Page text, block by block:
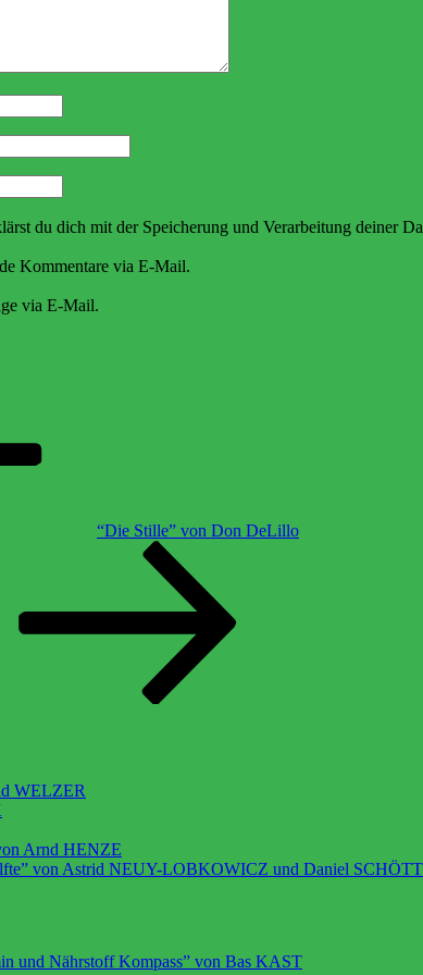
du dich mit der Speicherung und Verarbeitung deiner
Kommentare via E-Mail.
via E-Mail.
“Die Stille” von Don DeLillo
WELZER
Arnd HENZE
von Astrid NEUY-LOBKOWICZ und Daniel
und Nährstoff Kompass” von Bas KAST